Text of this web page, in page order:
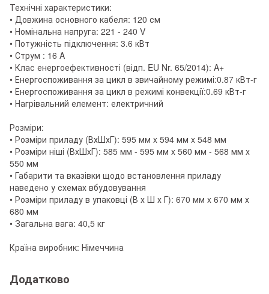
Технічні характеристики:
• Довжина основного кабеля: 120 см
• Номінальна напруга: 221 - 240 V
• Потужність підключення: 3.6 кВт
• Струм : 16 A
• Клас енергоефективності (відп. EU Nr. 65/2014): A+
• Енергоспоживання за цикл в звичайному режимі:0.87 кВт-г
• Енергоспоживання за цикл в режимі конвекції:0.69 кВт-г
• Нагрівальний елемент: електричний
Розміри:
• Розміри приладу (ВхШхГ): 595 мм x 594 мм x 548 мм
• Розміри ніші (ВxШxГ): 585 мм - 595 мм x 560 мм - 568 мм x
550 мм
• Габарити та вказівки щодо встановлення приладу
наведено у схемах вбудовування
• Розміри приладу в упаковці (В х Ш х Г): 670 мм x 670 мм х
680 мм
• Загальна вага: 40,5 кг
Країна виробник: Німеччина
Додатково